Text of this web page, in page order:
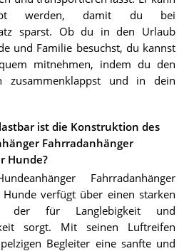
werden, damit du bei
sparst. Ob du in den Urlaub
und Familie besuchst, du kannst
mitnehmen, indem du den
zusammenklappst und in dein
ist die Konstruktion des
Fahrradanhänger
Hunde?
Fahrradanhänger
verfügt über einen starken
der für Langlebigkeit und
sorgt. Mit seinen Luftreifen
Begleiter eine sanfte und